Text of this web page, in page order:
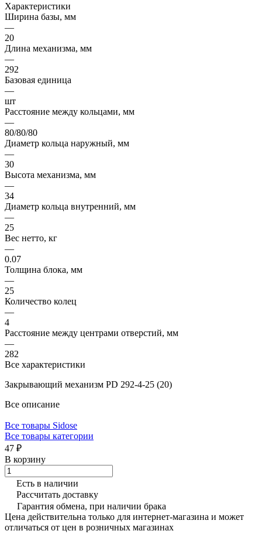
Характеристики
Ширина базы, мм
—
20
Длина механизма, мм
—
292
Базовая единица
—
шт
Расстояние между кольцами, мм
—
80/80/80
Диаметр кольца наружный, мм
—
30
Высота механизма, мм
—
34
Диаметр кольца внутренний, мм
—
25
Вес нетто, кг
—
0.07
Толщина блока, мм
—
25
Количество колец
—
4
Расстояние между центрами отверстий, мм
—
282
Все характеристики
Закрывающий механизм PD 292-4-25 (20)
Все описание
Все товары Sidose
Все товары категории
47 ₽
В корзину
Есть в наличии
Рассчитать доставку
Гарантия обмена, при наличии брака
Цена действительна только для интернет-магазина и может
отличаться от цен в розничных магазинах